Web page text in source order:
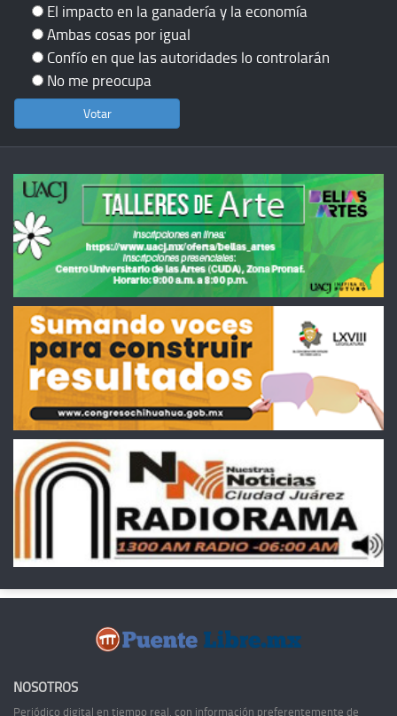
El impacto en la ganadería y la economía
Ambas cosas por igual
Confío en que las autoridades lo controlarán
No me preocupa
NOSOTROS
Periódico digital en tiempo real, con información preferentemente de